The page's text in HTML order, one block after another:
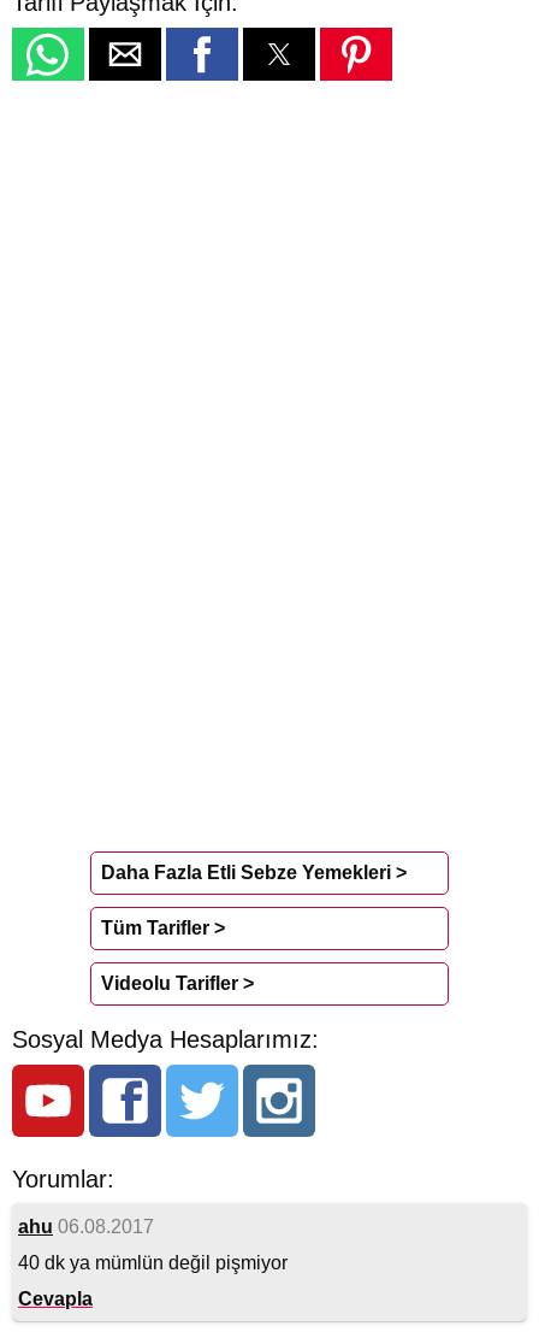
Daha Fazla Etli Sebze Yemekleri >
Tüm Tarifler >
Videolu Tarifler >
Sosyal Medya Hesaplarımız:
Yorumlar:
ahu 06.08.2017
40 dk ya mümlün değil pişmiyor
Cevapla